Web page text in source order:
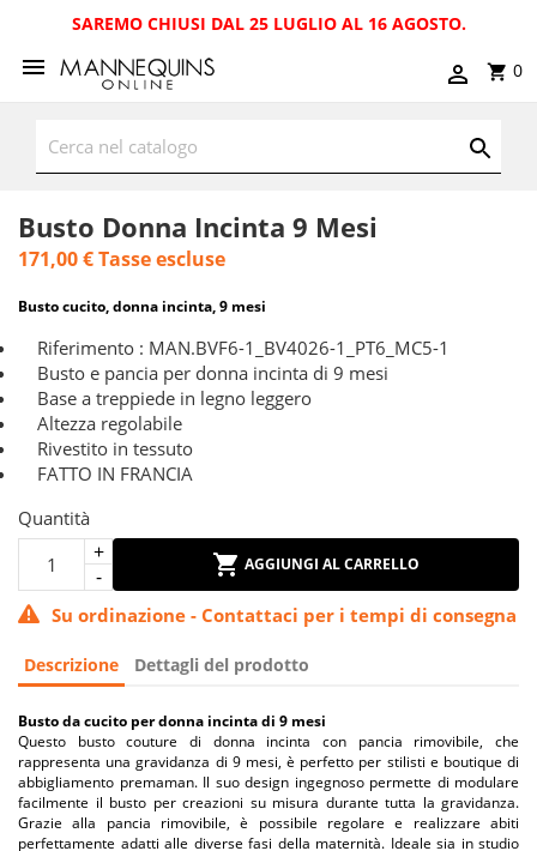
SAREMO CHIUSI DAL 25 LUGLIO AL 16 AGOSTO.
0
Busto Donna Incinta 9 Mesi
171,00 €Tasse escluse
Busto cucito, donna incinta, 9 mesi
Riferimento : MAN.BVF6-1_BV4026-1_PT6_MC5-1
Busto e pancia per donna incinta di 9 mesi
Base a treppiede in legno leggero
Altezza regolabile
Rivestito in tessuto
FATTO IN FRANCIA
Quantità
AGGIUNGI AL CARRELLO
Su ordinazione - Contattaci per i tempi di consegna
Descrizione Dettagli del prodotto
Busto da cucito per donna incinta di 9 mesi
Questo busto couture di donna incinta con pancia rimovibile, che
rappresenta una gravidanza di 9 mesi, è perfetto per stilisti e boutique di
abbigliamento premaman. Il suo design ingegnoso permette di modulare
facilmente il busto per creazioni su misura durante tutta la gravidanza.
Grazie alla pancia rimovibile, è possibile regolare e realizzare abiti
perfettamente adatti alle diverse fasi della maternità. Ideale sia in studio